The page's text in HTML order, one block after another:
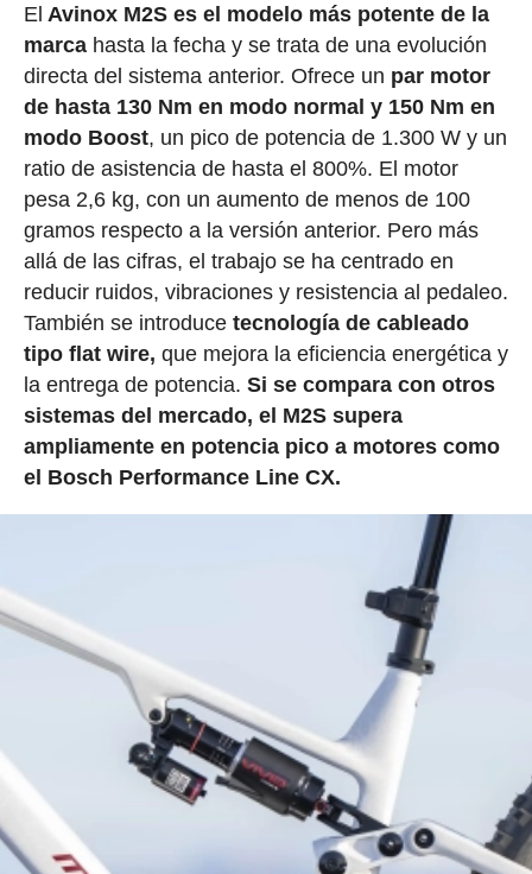
El Avinox M2S es el modelo más potente de la
marcahasta la fecha y se trata de una evolución
directa del sistema anterior. Ofrece un par motor
de hasta 130 Nm en modo normal y 150 Nm en
modo Boost, un pico de potencia de 1.300 W y un
ratio de asistencia de hasta el 800%. El motor
pesa 2,6 kg, con un aumento de menos de 100
gramos respecto a la versión anterior. Pero más
allá de las cifras, el trabajo se ha centrado en
reducir ruidos, vibraciones y resistencia al pedaleo.
También se introduce tecnología de cableado
tipo flat wire, que mejora la eficiencia energética y
la entrega de potencia. Si se compara con otros
sistemas del mercado, el M2S supera
ampliamente en potencia pico a motores como
el Bosch Performance Line CX.